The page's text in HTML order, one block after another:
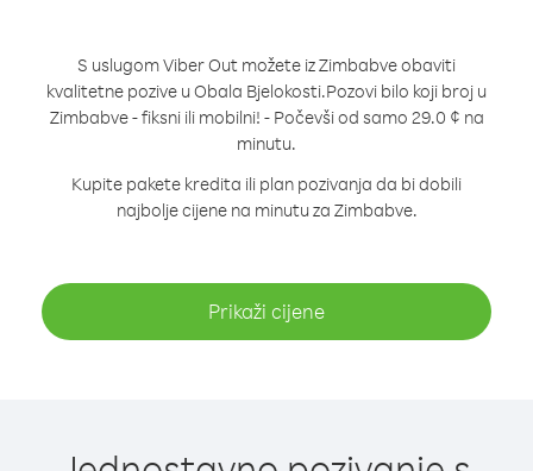
S uslugom Viber Out možete iz Zimbabve obaviti
kvalitetne pozive u Obala Bjelokosti.Pozovi bilo koji broj u
Zimbabve - fiksni ili mobilni! - Počevši od samo 29.0 ¢ na
minutu.
Kupite pakete kredita ili plan pozivanja da bi dobili
najbolje cijene na minutu za Zimbabve.
Prikaži cijene